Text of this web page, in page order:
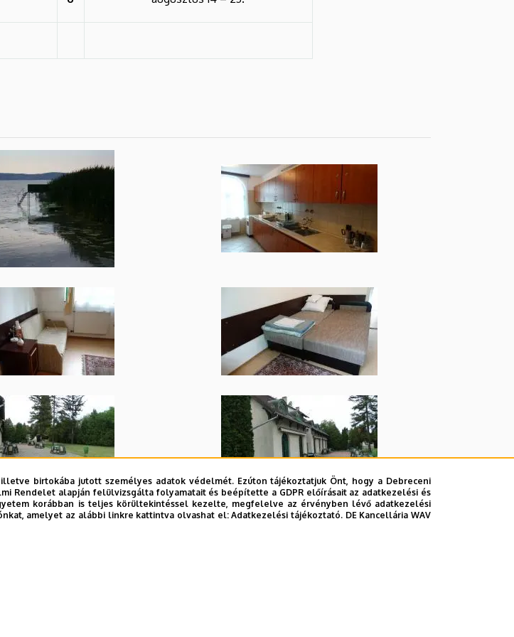
birtokába jutott személyes adatok védelmét. Ezúton tájékoztatjuk Önt, hogy a Debreceni
Rendelet alapján felülvizsgálta folyamatait és beépítette a GDPR előírásait az adatkezelési és
korábban is teljes körültekintéssel kezelte, megfelelve az érvényben lévő adatkezelési
amelyet az alábbi linkre kattintva olvashat el:Adatkezelési tájékoztató. DE Kancellária WAV